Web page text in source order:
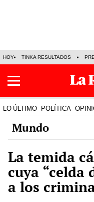
HOY TINKA RESULTADOS
LO ÚLTIMO POLÍTICA
Mundo
La temida
cuya “celda
a los